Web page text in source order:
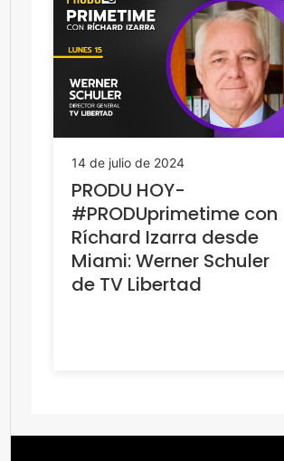
14 de julio de 2024
PRODU HOY-
#PRODUprimetime con
Ríchard Izarra desde
Miami: Werner Schuler
de TV Libertad